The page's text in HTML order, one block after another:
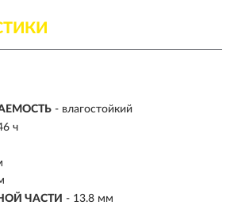
- влагостойкий
ч
ЧАСТИ - 13.8 мм